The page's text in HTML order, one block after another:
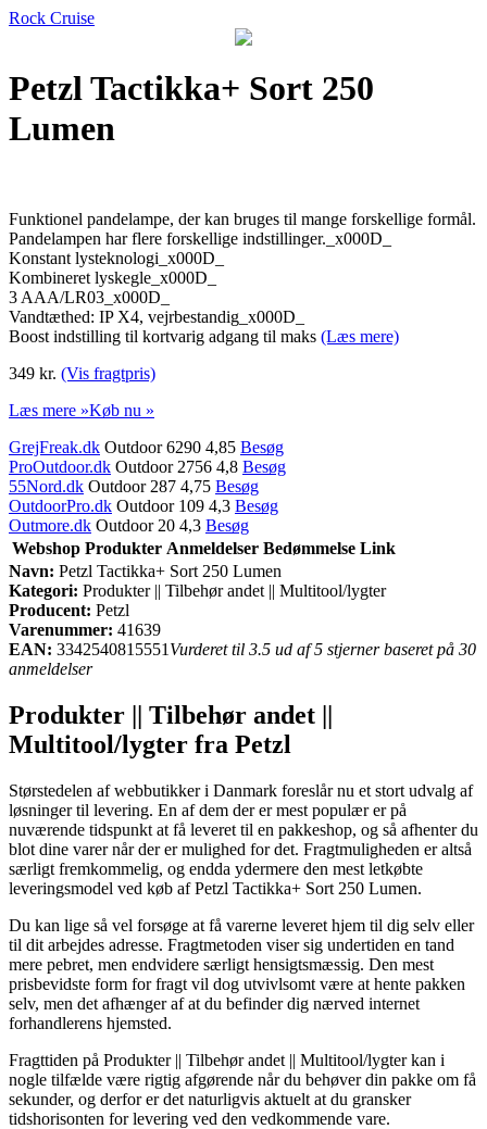
Rock Cruise
Petzl Tactikka+ Sort 250
Lumen
Funktionel pandelampe, der kan bruges til mange forskellige formål.
Pandelampen har flere forskellige indstillinger._x000D_
Konstant lysteknologi_x000D_
Kombineret lyskegle_x000D_
3 AAA/LR03_x000D_
Vandtæthed: IP X4, vejrbestandig_x000D_
Boost indstilling til kortvarig adgang til maks (Læs mere)
349 kr. (Vis fragtpris)
Læs mere »Køb nu »
GrejFreak.dk Outdoor 6290 4,85 Besøg
ProOutdoor.dk Outdoor 2756 4,8 Besøg
55Nord.dk Outdoor 287 4,75 Besøg
OutdoorPro.dk Outdoor 109 4,3 Besøg
Outmore.dk Outdoor 20 4,3 Besøg
Webshop Produkter Anmeldelser Bedømmelse Link
Navn: Petzl Tactikka+ Sort 250 Lumen
Kategori: Produkter || Tilbehør andet || Multitool/lygter
Producent: Petzl
Varenummer: 41639
EAN: 3342540815551 Vurderet til 3.5 ud af 5 stjerner baseret på 30
anmeldelser
Produkter || Tilbehør andet ||
Multitool/lygter fra Petzl
Størstedelen af webbutikker i Danmark foreslår nu et stort udvalg af
løsninger til levering. En af dem der er mest populær er på
nuværende tidspunkt at få leveret til en pakkeshop, og så afhenter du
blot dine varer når der er mulighed for det. Fragtmuligheden er altså
særligt fremkommelig, og endda ydermere den mest letkøbte
leveringsmodel ved køb af Petzl Tactikka+ Sort 250 Lumen.
Du kan lige så vel forsøge at få varerne leveret hjem til dig selv eller
til dit arbejdes adresse. Fragtmetoden viser sig undertiden en tand
mere pebret, men endvidere særligt hensigtsmæssig. Den mest
prisbevidste form for fragt vil dog utvivlsomt være at hente pakken
selv, men det afhænger af at du befinder dig nærved internet
forhandlerens hjemsted.
Fragttiden på Produkter || Tilbehør andet || Multitool/lygter kan i
nogle tilfælde være rigtig afgørende når du behøver din pakke om få
sekunder, og derfor er det naturligvis aktuelt at du gransker
tidshorisonten for levering ved den vedkommende vare.